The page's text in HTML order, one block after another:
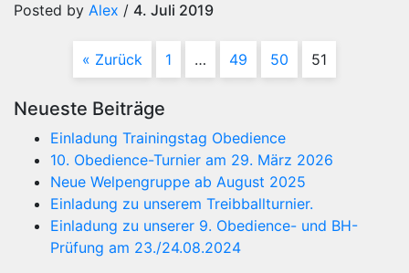
Posted by Alex / 4. Juli 2019
« Zurück 1 … 49 50 51
Neueste Beiträge
Einladung Trainingstag Obedience
10. Obedience-Turnier am 29. März 2026
Neue Welpengruppe ab August 2025
Einladung zu unserem Treibballturnier.
Einladung zu unserer 9. Obedience- und BH-
Prüfung am 23./24.08.2024